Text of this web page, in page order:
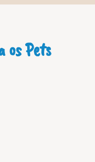
os Pets